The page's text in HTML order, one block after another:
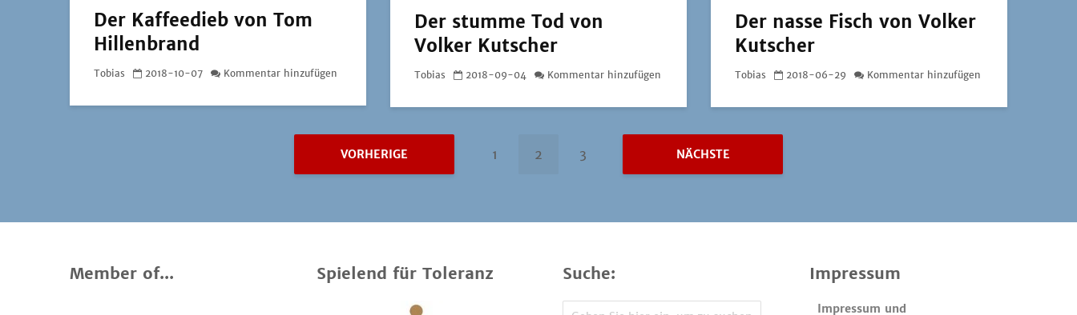
Der Kaffeedieb von Tom
Hillenbrand
Tobias 2018-10-07 Kommentar hinzufügen
Der stumme Tod von
Volker Kutscher
Tobias 2018-09-04 Kommentar hinzufügen
Der nasse Fisch von Volker
Kutscher
Tobias 2018-06-29 Kommentar hinzufügen
VORHERIGE 1 2 3 NÄCHSTE
Member of... Spielend für Toleranz Suche: Impressum
Impressum und